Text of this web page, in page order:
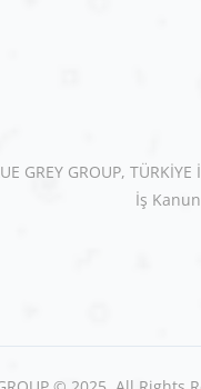
GREY GROUP,
İş